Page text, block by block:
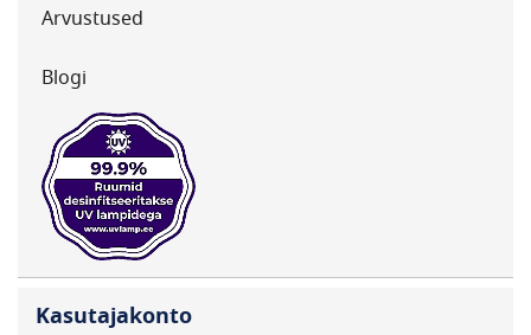
Arvustused
Blogi
Kasutajakonto